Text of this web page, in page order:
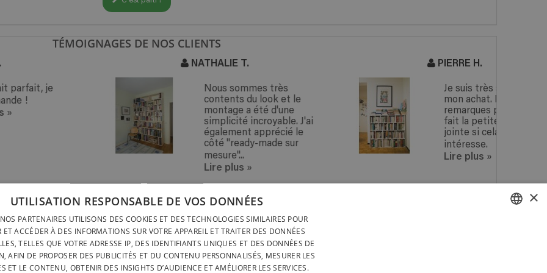
TÉMOIGNAGES DE NOS CLIENTS
Nous sommes très
contents du look et le
montage a été d'une
simplicité incroyable. J'ai
également apprécié le
côté "ready-made sur
mesure"...
Je suis très satisfait de
mon achat. Pas de
remarques particulières. J’ai
fait la petite animation
jointe si cela vous
intéresse.
Lire plus »
RAPIDE &
OUTILS
LIVRAISON PARTOUT EN
LIVRAISON PARTOUT EN
BELGIQUE EN 15 JOURS
SPRL/BVBA
BELGIQUE
DESIGNÉ ET FABRIQUÉ INTÉGRALEMENT EN BELGIQUE
×
UTILISATION RESPONSABLE DE VOS DONNÉES
PARTENAIRES UTILISONS DES COOKIES ET DES TECHNOLOGIES SIMILAIRES POUR
ET ACCÉDER À DES INFORMATIONS SUR VOTRE APPAREIL ET TRAITER DES DONNÉES
TELLES QUE VOTRE ADRESSE IP, DES IDENTIFIANTS UNIQUES ET DES DONNÉES DE
AFIN DE PROPOSER DES PUBLICITÉS ET DU CONTENU PERSONNALISÉS, MESURER LES
ET LE CONTENU, OBTENIR DES INSIGHTS D’AUDIENCE ET AMÉLIORER LES SERVICES.